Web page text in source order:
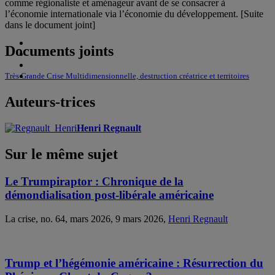
comme régionaliste et aménageur avant de se consacrer à
l’économie internationale via l’économie du développement. [Suite
dans le document joint]
Documents joints
Très Grande Crise Multidimensionnelle, destruction créatrice et territoires
Auteurs-trices
Henri Regnault
Sur le même sujet
Le Trumpiraptor : Chronique de la
démondialisation post-libérale américaine
La crise, no. 64, mars 2026, 9 mars 2026, Henri Regnault
Trump et l’hégémonie américaine : Résurrection du